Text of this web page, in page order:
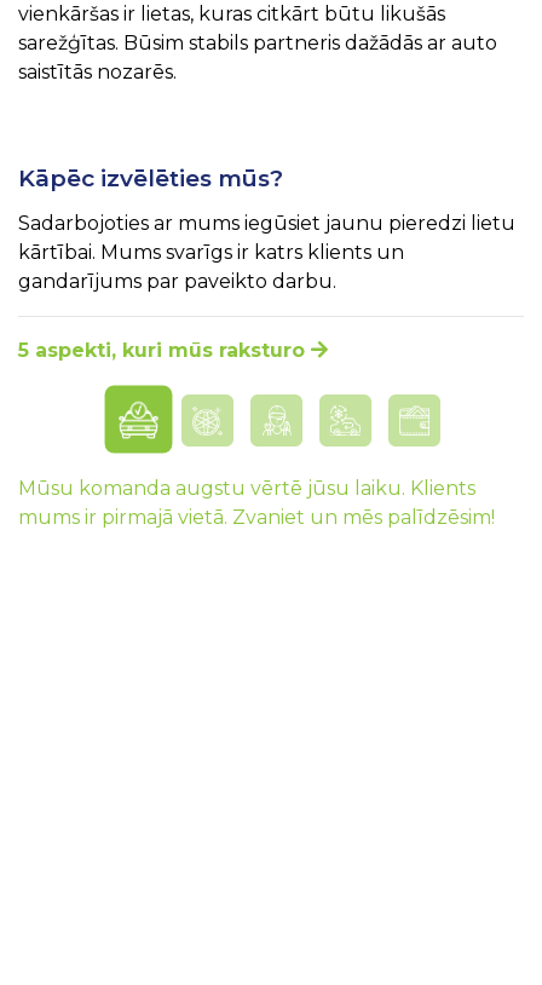
vienkāršas ir lietas, kuras citkārt būtu likušās
sarežģītas. Būsim stabils partneris dažādās ar auto
saistītās nozarēs.
Kāpēc izvēlēties mūs?
Sadarbojoties ar mums iegūsiet jaunu pieredzi lietu
kārtībai. Mums svarīgs ir katrs klients un
gandarījums par paveikto darbu.
5 aspekti, kuri mūs raksturo
Mūsu komanda augstu vērtē jūsu laiku. Klients
mums ir pirmajā vietā. Zvaniet un mēs palīdzēsim!